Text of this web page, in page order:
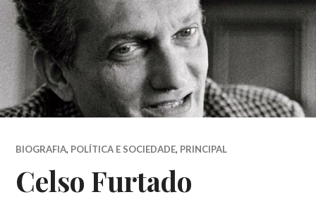
BIOGRAFIA, POLÍTICA E SOCIEDADE, PRINCIPAL
Celso Furtado